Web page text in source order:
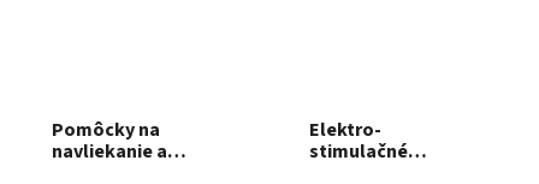
Pomôcky na
navliekanie a
Elektro-
stimulačné